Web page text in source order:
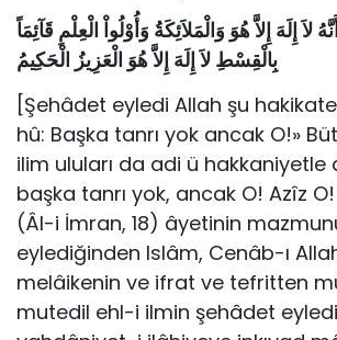
لاَ إِلَهَ إِلاَّ هُوَ وَالْمَلاَئِكَةُ وَأُوْلُواْ الْعِلْمِ قَآئِمَاً
بِالْقِسْطِ لاَ إِلَهَ إِلاَّ هُوَ الْعَزِيزُ الْحَكِيمُ
[Şehâdet eyledi Allah şu
hû: Başka tanrı yok ancak O!»
ilim uluları da adi ü hakkaniyetle
baş­ka tanrı yok, ancak O! Azîz
(Âl-i İmran, 18) âyetinin
eylediğinden Islâm, Cenâb-ı
melâikenin ve ifrat ve tefritten
mutedil ehl-i ilmin şehâdet